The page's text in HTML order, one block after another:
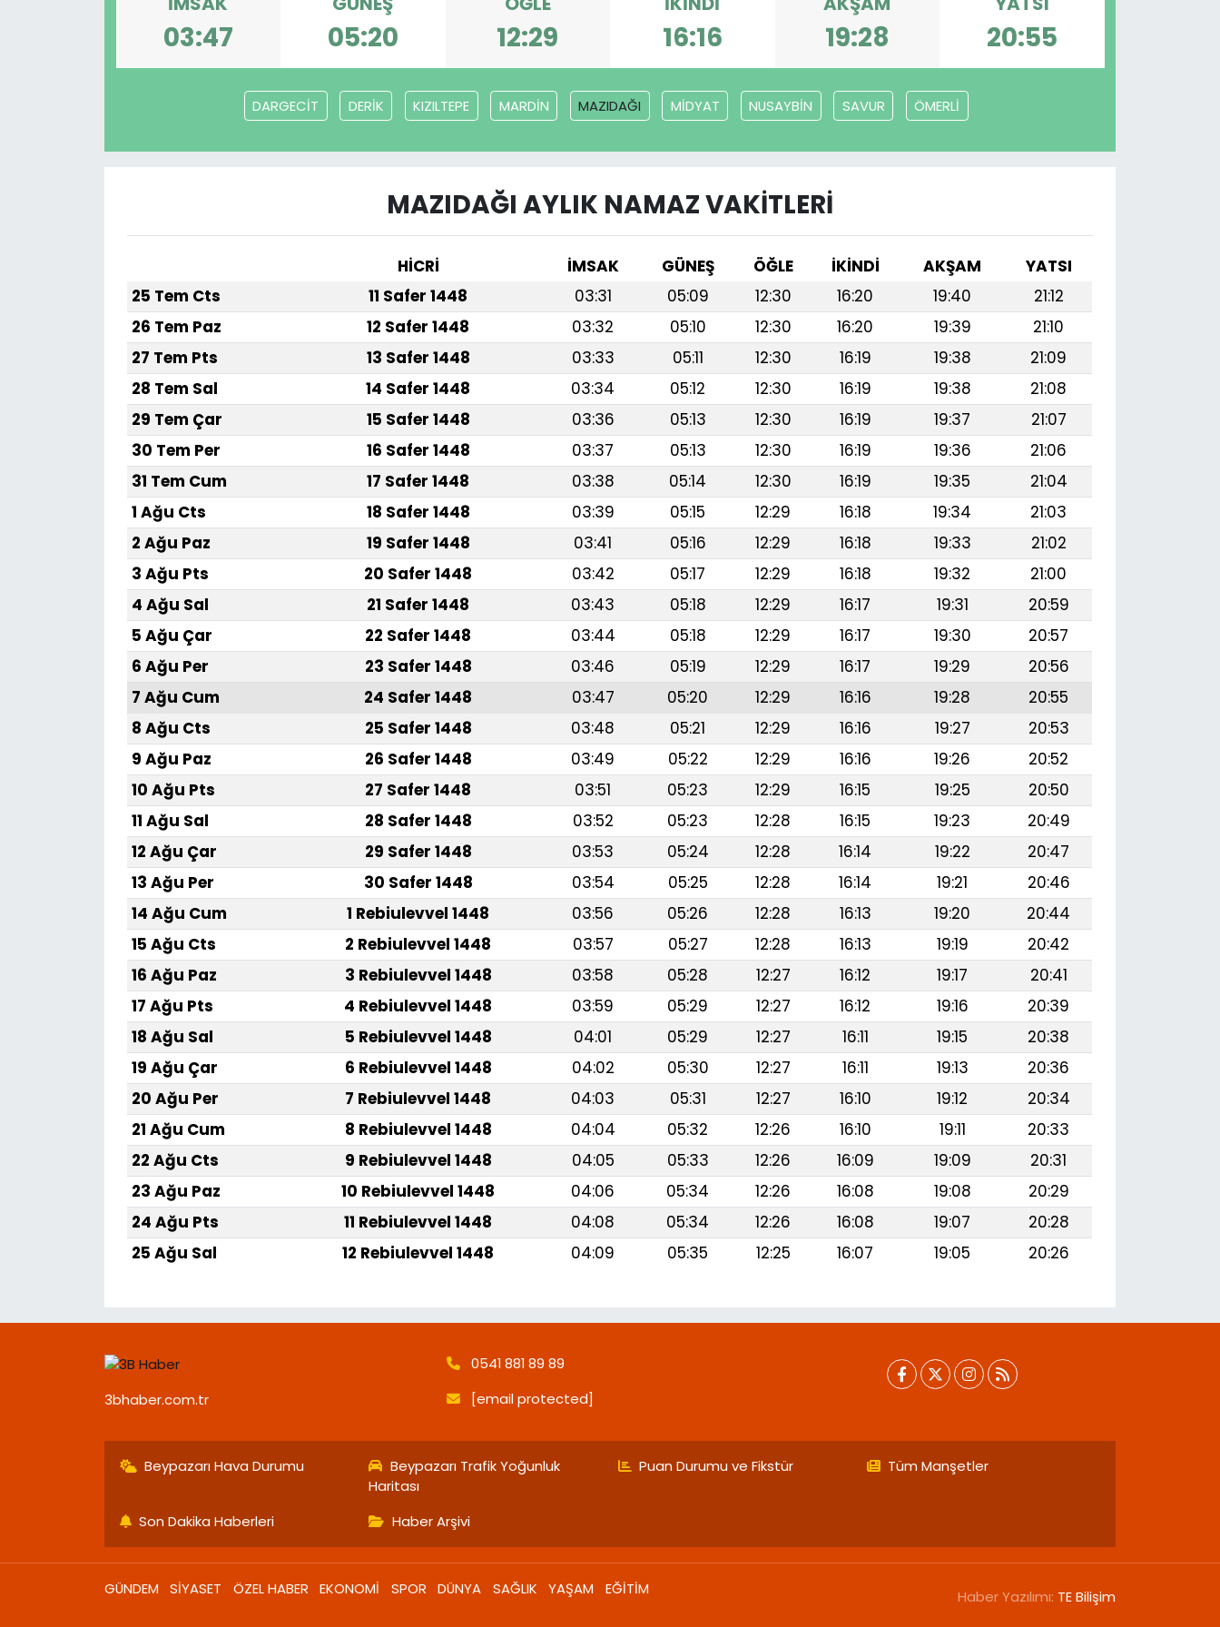
03:47 05:20 12:29 16:16 19:28 20:55
DARGECİT DERİK KIZILTEPE MARDİN MAZIDAĞI MİDYAT NUSAYBİN SAVUR ÖMERLİ
MAZIDAĞI AYLIK NAMAZ VAKITLERI
HİCRİ İMSAK GÜNEŞ ÖĞLE İKINDI AKŞAM
YATSI
25 Tem Cts
11 Safer 1448 03:31 05:09 12:30 16:20 19:40
21:12
26 Tem Paz
12 Safer 1448 03:32 05:10 12:30 16:20 19:39
21:10
27 Tem Pts
13 Safer 1448 03:33 05:11 12:30 16:19 19:38
21:09
28 Tem Sal
14 Safer 1448 03:34 05:12 12:30 16:19 19:38
21:08
29 Tem Çar
15 Safer 1448 03:36 05:13 12:30 16:19 19:37
21:07
30 Tem Per
16 Safer 1448 03:37 05:13 12:30 16:19 19:36
21:06
31 Tem Cum
17 Safer 1448 03:38 05:14 12:30 16:19 19:35
21:04
1 Ağu Cts
18 Safer 1448 03:39 05:15 12:29 16:18 19:34
21:03
2 Ağu Paz
19 Safer 1448 03:41 05:16 12:29 16:18 19:33
21:02
3 Ağu Pts
20 Safer 1448 03:42 05:17 12:29 16:18 19:32
21:00
4 Ağu Sal
21 Safer 1448 03:43 05:18 12:29 16:17 19:31
20:59
5 Ağu Çar
22 Safer 1448 03:44 05:18 12:29 16:17 19:30
20:57
6 Ağu Per
23 Safer 1448 03:46 05:19 12:29 16:17 19:29
20:56
7 Ağu Cum
24 Safer 1448 03:47 05:20 12:29 16:16 19:28
20:55
8 Ağu Cts
25 Safer 1448 03:48 05:21 12:29 16:16 19:27
20:53
9 Ağu Paz
26 Safer 1448 03:49 05:22 12:29 16:16 19:26
20:52
10 Ağu Pts
27 Safer 1448 03:51 05:23 12:29 16:15 19:25
20:50
11 Ağu Sal
28 Safer 1448 03:52 05:23 12:28 16:15 19:23
20:49
12 Ağu Çar
29 Safer 1448 03:53 05:24 12:28 16:14 19:22
20:47
13 Ağu Per
30 Safer 1448 03:54 05:25 12:28 16:14 19:21
20:46
14 Ağu Cum
1 Rebiulevvel 1448 03:56 05:26 12:28 16:13 19:20
20:44
15 Ağu Cts
2 Rebiulevvel 1448 03:57 05:27 12:28 16:13 19:19
20:42
16 Ağu Paz
3 Rebiulevvel 1448 03:58 05:28 12:27 16:12 19:17
20:41
17 Ağu Pts
4 Rebiulevvel 1448 03:59 05:29 12:27 16:12 19:16
20:39
18 Ağu Sal
5 Rebiulevvel 1448 04:01 05:29 12:27 16:11 19:15
20:38
19 Ağu Çar
6 Rebiulevvel 1448 04:02 05:30 12:27 16:11 19:13
20:36
20 Ağu Per
7 Rebiulevvel 1448 04:03 05:31 12:27 16:10 19:12
20:34
21 Ağu Cum
8 Rebiulevvel 1448 04:04 05:32 12:26 16:10 19:11
20:33
22 Ağu Cts
9 Rebiulevvel 1448 04:05 05:33 12:26 16:09 19:09
20:31
23 Ağu Paz
10 Rebiulevvel 1448 04:06 05:34 12:26 16:08 19:08
20:29
24 Ağu Pts
11 Rebiulevvel 1448 04:08 05:34 12:26 16:08 19:07
20:28
25 Ağu Sal
12 Rebiulevvel 1448 04:09 05:35 12:25 16:07 19:05 20:26
3bhaber.com.tr
0541 881 89 89
[email protected]
Beypazarı Hava Durumu
Beypazarı Trafik Yoğunluk
Haritası
Puan Durumu ve Fikstür Tüm Manşetler
Son Dakika Haberleri Haber Arşivi
GÜNDEM SİYASET ÖZEL HABER EKONOMİ SPOR DÜNYA SAĞLIK YAŞAM EĞİTİM Haber Yazılımı: TE Bilişim